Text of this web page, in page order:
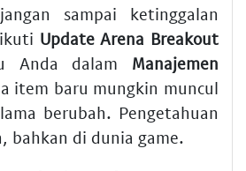
sampai ketinggalan
Update Arena Breakout
Anda dalam Manajemen
item baru mungkin muncul
berubah. Pengetahuan
bahkan di dunia game.